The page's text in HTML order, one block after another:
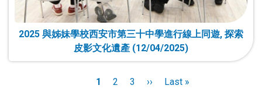
2025 與姊妹學校西安市第三十中學進行線上同遊, 探索
皮影文化遺產 (12/04/2025)
目
1
頁
2
頁
3
下
››
Last
Last »